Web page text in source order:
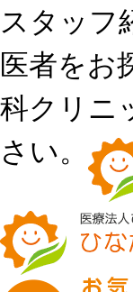
スタッフ
医者をお
科クリニ
さい。